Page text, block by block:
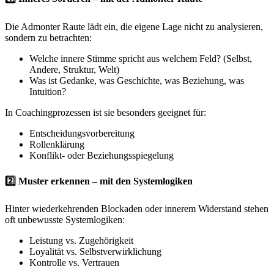
Die Admonter Raute lädt ein, die eigene Lage nicht zu analysieren,
sondern zu betrachten:
Welche innere Stimme spricht aus welchem Feld? (Selbst,
Andere, Struktur, Welt)
Was ist Gedanke, was Geschichte, was Beziehung, was
Intuition?
In Coachingprozessen ist sie besonders geeignet für:
Entscheidungsvorbereitung
Rollenklärung
Konflikt- oder Beziehungsspiegelung
2️⃣ Muster erkennen – mit den Systemlogiken
Hinter wiederkehrenden Blockaden oder innerem Widerstand stehen
oft unbewusste Systemlogiken:
Leistung vs. Zugehörigkeit
Loyalität vs. Selbstverwirklichung
Kontrolle vs. Vertrauen